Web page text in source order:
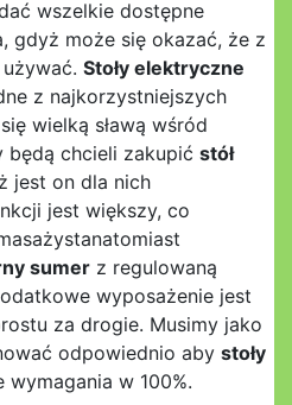
wszelkie dostępne
gdyż może się okazać, że z
Stoły elektryczne
z najkorzystniejszych
wielką sławą wśród
będą chcieli zakupić stół
jest on dla nich
jest większy, co
sumer z regulowaną
wyposażenie jest
za drogie. Musimy jako
odpowiednio aby stoły
wymagania w 100%.